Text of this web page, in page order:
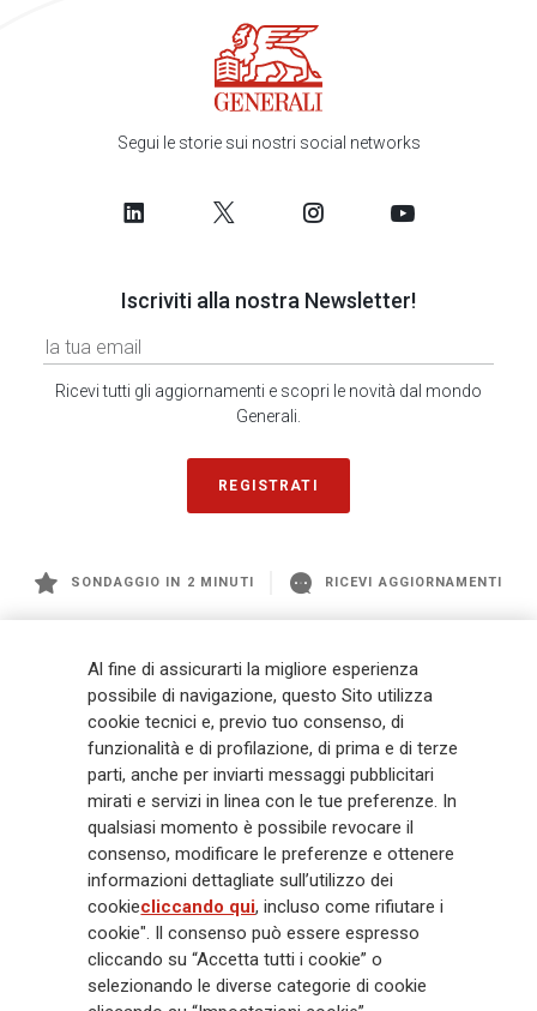
Segui le storie sui nostri social networks
Iscriviti alla nostra Newsletter!
Ricevi tutti gli aggiornamenti e scopri le novità dal mondo
Generali.
REGISTRATI
SONDAGGIO IN 2 MINUTI RICEVI AGGIORNAMENTI
management a livello globale, con premi complessivi pari a € 98,1
miliardi e € 900 miliardi di AUM nel 2025. Fondato nel 1831, con oltre 88
mila dipendenti e 163 mila agenti che servono 75 milioni di clienti, il
Gruppo ha una posizione di leadership in Europa e una presenza
crescente in Asia e America. Al centro della strategia di Generali c'è il suo
impegno Lifetime Partner verso i clienti, realizzato attraverso soluzioni
innovative e personalizzate, un'esperienza cliente di prima classe e le sue
capacità di distribuzione globale digitalizzata. Il Gruppo ha
completamente integrato la sostenibilità in tutte le scelte strategiche, con
l'obiettivo di creare valore per tutti gli stakeholder mentre costruisce una
società più equa e resiliente.
Al fine di assicurarti la migliore esperienza
possibile di navigazione, questo Sito utilizza
cookie tecnici e, previo tuo consenso, di
funzionalità e di profilazione, di prima e di terze
parti, anche per inviarti messaggi pubblicitari
mirati e servizi in linea con le tue preferenze. In
qualsiasi momento è possibile revocare il
consenso, modificare le preferenze e ottenere
informazioni dettagliate sull’utilizzo dei
cookiecliccando qui, incluso come rifiutare i
cookie". Il consenso può essere espresso
cliccando su “Accetta tutti i cookie” o
selezionando le diverse categorie di cookie